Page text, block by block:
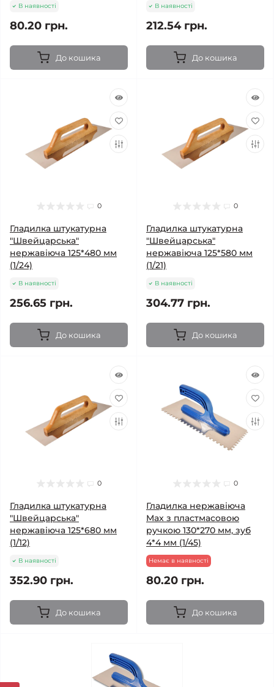
В наявності
80.20 грн.
До кошика
В наявності
212.54 грн.
До кошика
0
Гладилка штукатурна
"Швейцарська"
нержавіюча 125*480 мм
(1/24)
В наявності
256.65 грн.
До кошика
0
Гладилка штукатурна
"Швейцарська"
нержавіюча 125*580 мм
(1/21)
В наявності
304.77 грн.
До кошика
0
Гладилка штукатурна
"Швейцарська"
нержавіюча 125*680 мм
(1/12)
В наявності
352.90 грн.
До кошика
0
Гладилка нержавіюча
Max з пластмасовою
ручкою 130*270 мм, зуб
4*4 мм (1/45)
Немає в наявності
80.20 грн.
До кошика